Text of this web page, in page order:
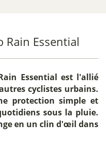
Rain Essential
Essential est l'allié
cyclistes urbains.
protection simple et
sous la pluie.
en un clin d'œil dans